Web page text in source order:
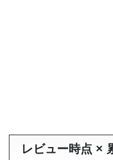
レビュー時点 ×